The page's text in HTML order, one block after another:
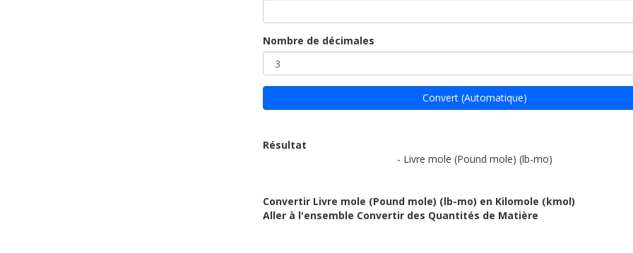
Nombre de décimales
Convert (Automatique)
Résultat
- Livre mole (Pound mole) (lb-mo)
Convertir Livre mole (Pound mole) (lb-mo) en Kilomole (kmol)
Aller à l'ensemble Convertir des Quantités de Matière